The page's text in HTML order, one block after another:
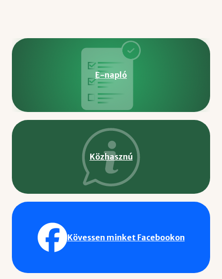
E-napló
Közhasznú
Kövessen minket Facebookon